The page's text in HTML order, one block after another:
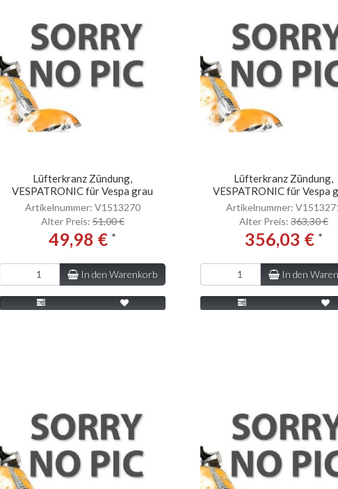
Lüfterkranz Zündung,
VESPATRONIC für Vespa grau
Artikelnummer: V1513270
Alter Preis:51,00 €
49,98 € *
In den Warenkorb
Lüfterkranz Zündung,
VESPATRONIC für Vespa
Artikelnummer:
Alter Preis: 363,30 €
356,03 € *
In den